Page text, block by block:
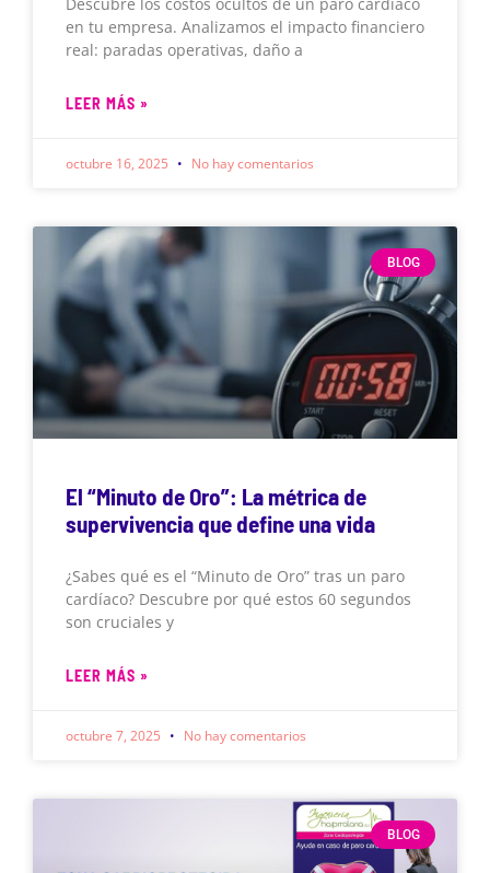
en tu empresa. Analizamos el impacto financiero
real: paradas operativas, daño a
LEER MÁS »
octubre 16, 2025 No hay comentarios
BLOG
El “Minuto de Oro”: La métrica de
supervivencia que define una vida
¿Sabes qué es el “Minuto de Oro” tras un paro
cardíaco? Descubre por qué estos 60 segundos
son cruciales y
LEER MÁS »
octubre 7, 2025 No hay comentarios
BLOG